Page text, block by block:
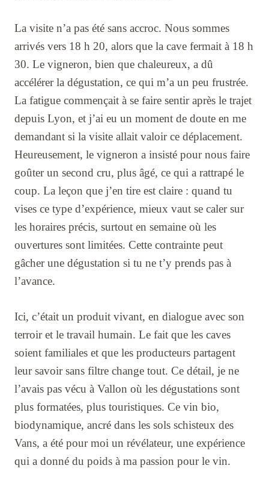
La visite n’a pas été sans accroc. Nous sommes
arrivés vers 18 h 20, alors que la cave fermait à 18 h
30. Le vigneron, bien que chaleureux, a dû
accélérer la dégustation, ce qui m’a un peu frustrée.
La fatigue commençait à se faire sentir après le trajet
depuis Lyon, et j’ai eu un moment de doute en me
demandant si la visite allait valoir ce déplacement.
Heureusement, le vigneron a insisté pour nous faire
goûter un second cru, plus âgé, ce qui a rattrapé le
coup. La leçon que j’en tire est claire : quand tu
vises ce type d’expérience, mieux vaut se caler sur
les horaires précis, surtout en semaine où les
ouvertures sont limitées. Cette contrainte peut
gâcher une dégustation si tu ne t’y prends pas à
l’avance.
Ici, c’était un produit vivant, en dialogue avec son
terroir et le travail humain. Le fait que les caves
soient familiales et que les producteurs partagent
leur savoir sans filtre change tout. Ce détail, je ne
l’avais pas vécu à Vallon où les dégustations sont
plus formatées, plus touristiques. Ce vin bio,
biodynamique, ancré dans les sols schisteux des
Vans, a été pour moi un révélateur, une expérience
qui a donné du poids à ma passion pour le vin.